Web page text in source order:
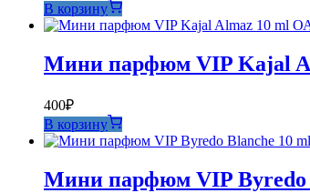
В корзину
Мини парфюм VIP Kajal
400₽
В корзину
Мини парфюм VIP Byredo